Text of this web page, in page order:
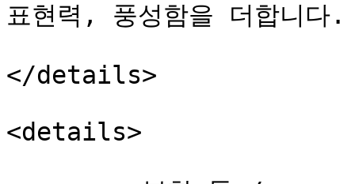
표현력, 풍성함을 더합니다.
</details>
<details>